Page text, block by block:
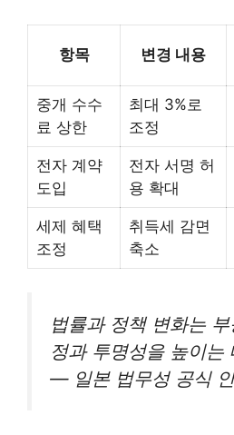
항목 변경 내용
중개 수수
료 상한
최대 3%로
조정
전자 계약
도입
전자 서명 허
용 확대
세제 혜택
조정
취득세 감면
축소
법률과 정책 변화는
정과 투명성을 높이는
— 일본 법무성 공식